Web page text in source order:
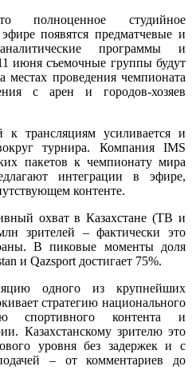
полноценное студийное
появятся предматчевые и
программы и
июня съемочные группы будут
местах проведения чемпионата
с арен и городов-хозяев
к трансляциям усиливается и
турнира. Компания IMS
пакетов к чемпионату мира
интеграции в эфире,
контенте.
охват в Казахстане (ТВ и
зрителей – фактически это
В пиковые моменты доля
и Qazsport достигает 75%.
одного из крупнейших
стратегию национального
спортивного контента и
Казахстанскому зрителю это
уровня без задержек и с
– от комментариев до